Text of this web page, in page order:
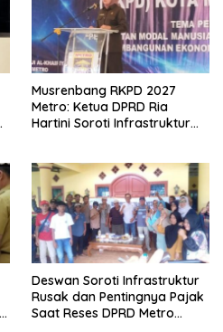
Musrenbang RKPD 2027
Metro: Ketua DPRD Ria
Hartini Soroti Infrastruktur
Deswan Soroti Infrastruktur
Rusak dan Pentingnya Pajak
Saat Reses DPRD Metro